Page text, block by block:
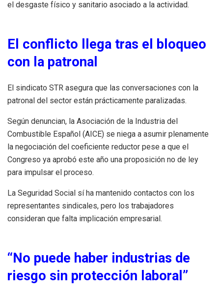
el desgaste físico y sanitario asociado a la actividad.
El conflicto llega tras el bloqueo
con la patronal
El sindicato STR asegura que las conversaciones con la
patronal del sector están prácticamente paralizadas.
Según denuncian, la Asociación de la Industria del
Combustible Español (AICE) se niega a asumir plenamente
la negociación del coeficiente reductor pese a que el
Congreso ya aprobó este año una proposición no de ley
para impulsar el proceso.
La Seguridad Social sí ha mantenido contactos con los
representantes sindicales, pero los trabajadores
consideran que falta implicación empresarial.
“No puede haber industrias de
riesgo sin protección laboral”